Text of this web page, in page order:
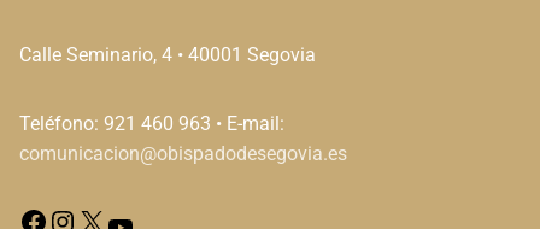
Calle Seminario, 4 • 40001 Segovia
Teléfono: 921 460 963 • E-mail:
comunicacion@obispadodesegovia.es